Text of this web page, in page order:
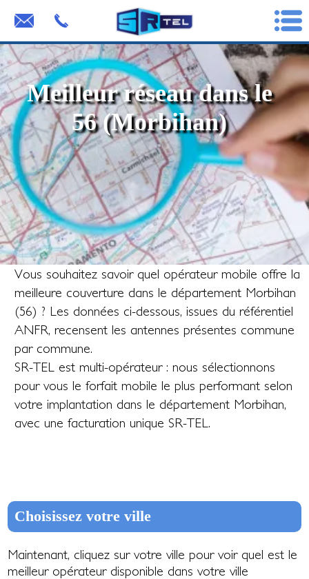
Meilleur réseau dans le
56 (Morbihan)
Vous souhaitez savoir quel opérateur mobile offre la
meilleure couverture dans le département Morbihan
(56) ? Les données ci-dessous, issues du référentiel
ANFR, recensent les antennes présentes commune
par commune.
SR-TEL est multi-opérateur : nous sélectionnons
pour vous le forfait mobile le plus performant selon
votre implantation dans le département Morbihan,
avec une facturation unique SR-TEL.
Choisissez votre ville
Maintenant, cliquez sur votre ville pour voir quel est le
meilleur opérateur disponible dans votre ville